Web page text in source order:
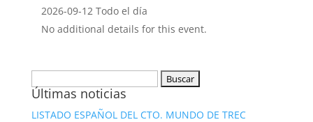
2026-09-12 Todo el día
No additional details for this event.
Últimas noticias
LISTADO ESPAÑOL DEL CTO. MUNDO DE TREC